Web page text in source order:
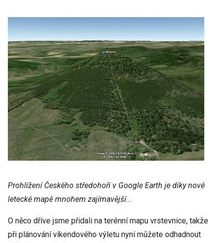
Prohlížení Českého středohoří v Google Earth je díky nové
letecké mapě mnohem zajímavější...
O něco dříve jsme přidali na terénní mapu vrstevnice, takže
při plánování víkendového výletu nyní můžete odhadnout